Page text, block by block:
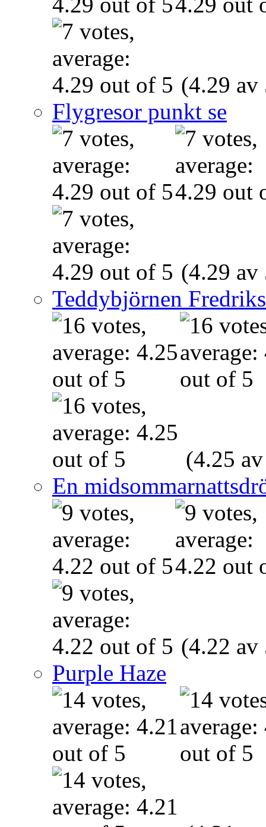
(4.29 av
Flygresor punkt se
(4.29 av
Teddybjörnen
(4.25
En
(4.22 av
Purple Haze